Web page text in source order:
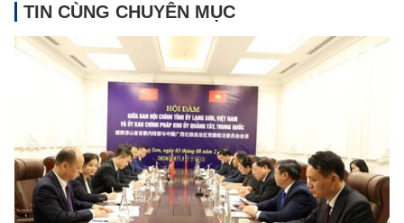
TIN CÙNG CHUYÊN MỤC